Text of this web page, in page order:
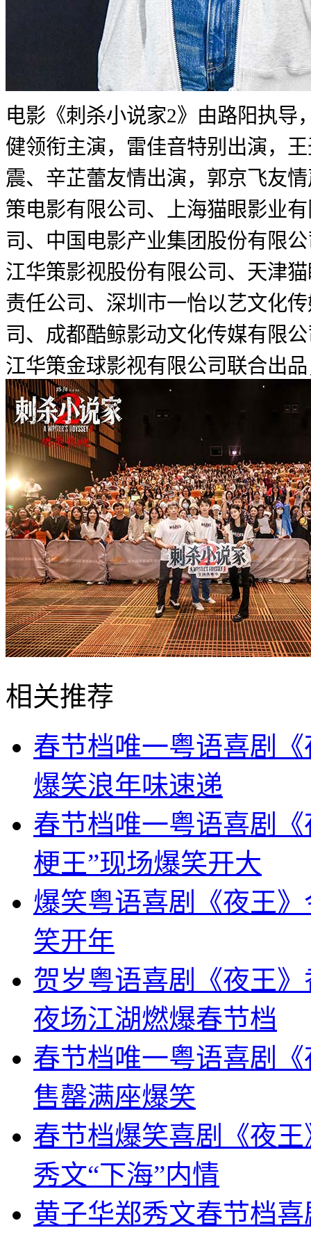
电影《刺杀小说家2》由路阳执导
健领衔主演，雷佳音特别出演，
震、辛芷蕾友情出演，郭京飞友
策电影有限公司、上海猫眼影业
司、中国电影产业集团股份有限
江华策影视股份有限公司、天津
责任公司、深圳市一怡以艺文化
司、成都酷鲸影动文化传媒有限
江华策金球影视有限公司联合出
相关推荐
春节档唯一粤语喜剧
爆笑浪年味速递
春节档唯一粤语喜剧
梗王”现场爆笑开大
爆笑粤语喜剧《夜王
笑开年
贺岁粤语喜剧《夜王
夜场江湖燃爆春节档
春节档唯一粤语喜剧
售罄满座爆笑
春节档爆笑喜剧《夜
秀文“下海”内情
黄子华郑秀文春节档